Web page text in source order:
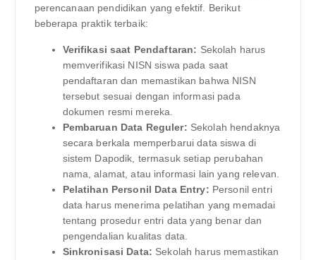
perencanaan pendidikan yang efektif. Berikut
beberapa praktik terbaik:
Verifikasi saat Pendaftaran: Sekolah harus
memverifikasi NISN siswa pada saat
pendaftaran dan memastikan bahwa NISN
tersebut sesuai dengan informasi pada
dokumen resmi mereka.
Pembaruan Data Reguler: Sekolah hendaknya
secara berkala memperbarui data siswa di
sistem Dapodik, termasuk setiap perubahan
nama, alamat, atau informasi lain yang relevan.
Pelatihan Personil Data Entry: Personil entri
data harus menerima pelatihan yang memadai
tentang prosedur entri data yang benar dan
pengendalian kualitas data.
Sinkronisasi Data: Sekolah harus memastikan